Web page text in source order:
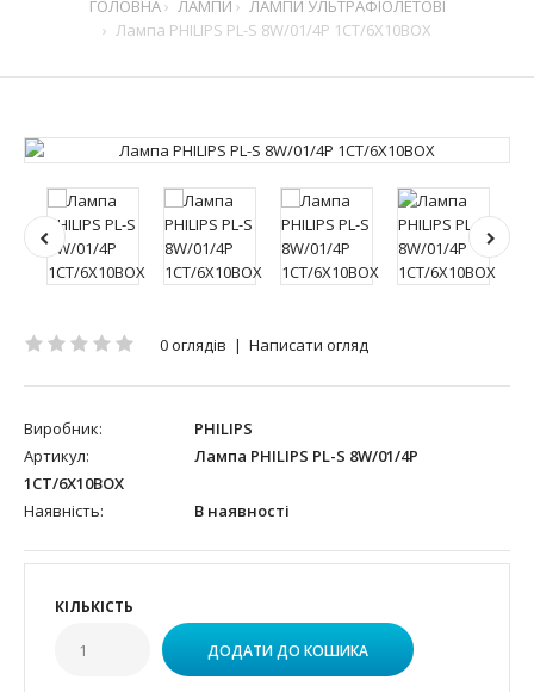
ГОЛОВНА ЛАМПИ
ЛАМПИ УЛЬТРАФІОЛЕТОВІ
Лампа PHILIPS PL-S 8W/01/4P 1CT/6X10BOX
0 оглядів | Написати огляд
Виробник:
PHILIPS
Артикул:
Лампа PHILIPS PL-S 8W/01/4P
1CT/6X10BOX
Наявність:
В наявності
КІЛЬКІСТЬ